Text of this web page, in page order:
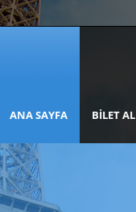
ANA SAYFA BILET AL